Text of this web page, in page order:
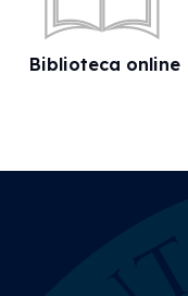
Biblioteca online